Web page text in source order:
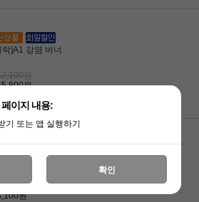
락]A1 강염 버너
원
원
락]A1 강염 버너 다리 연장거치대
원
원
이지 내용:
기 또는 앱 실행하기
확인